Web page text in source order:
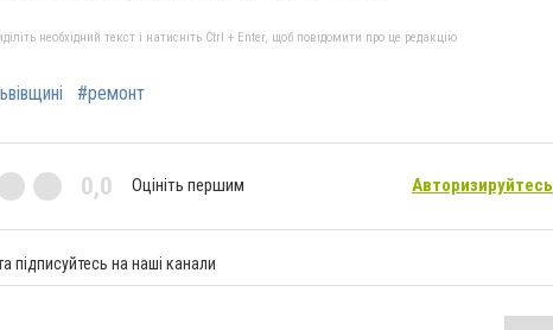
необхідний текст і натисніть Ctrl + Enter, щоб повідомити про це редакцію
#ремонт
0,0 Оцініть першим Авторизируйтесь
підписуйтесь на наші канали